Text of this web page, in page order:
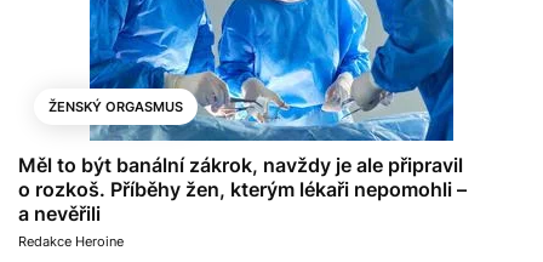
ŽENSKÝ ORGASMUS
Měl to být banální zákrok, navždy je ale připravil
o rozkoš. Příběhy žen, kterým lékaři nepomohli –
a nevěřili
Redakce Heroine